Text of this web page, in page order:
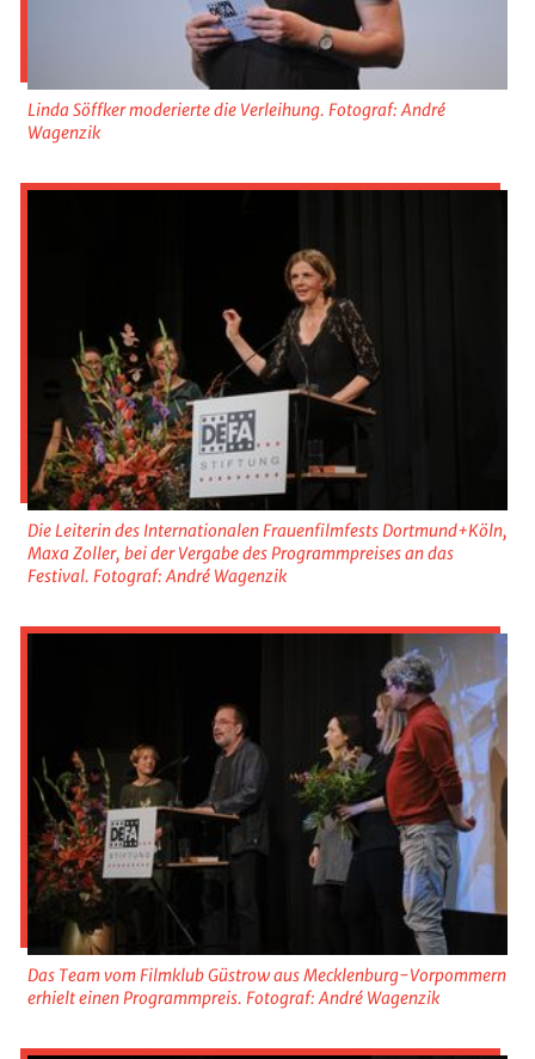
Linda Söffker moderierte die Verleihung. Fotograf: André
Wagenzik
Die Leiterin des Internationalen Frauenfilmfests Dortmund+Köln,
Maxa Zoller, bei der Vergabe des Programmpreises an das
Festival. Fotograf: André Wagenzik
Das Team vom Filmklub Güstrow aus Mecklenburg-Vorpommern
erhielt einen Programmpreis. Fotograf: André Wagenzik